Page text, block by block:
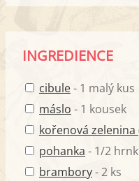
INGREDIENCE
cibule- 1 malý kus
máslo - 1 kousek
kořenová
pohanka - 1/2
brambory- 2 ks